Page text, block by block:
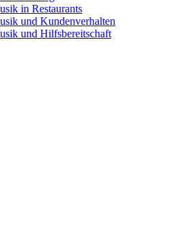
in Restaurants
und Kundenverhalten
und Hilfsbereitschaft